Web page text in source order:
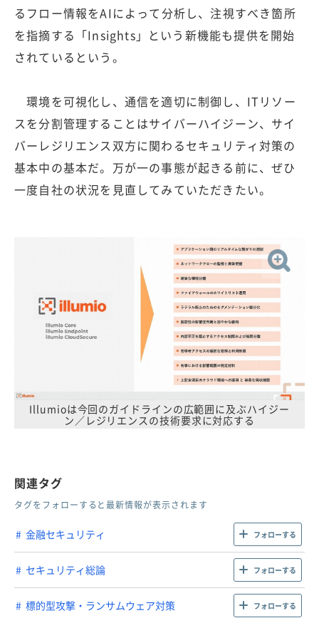
るフロー情報をAIによって分析し、注視すべき箇所
を指摘する「Insights」という新機能も提供を開始
されているという。
環境を可視化し、通信を適切に制御し、ITリソー
スを分割管理することはサイバーハイジーン、サイ
バーレジリエンス双方に関わるセキュリティ対策の
基本中の基本だ。万が一の事態が起きる前に、ぜひ
一度自社の状況を見直してみていただきたい。
Illumioは今回のガイドラインの広範囲に及ぶハイジー
ン／レジリエンスの技術要求に対応する
関連タグ
タグをフォローすると最新情報が表示されます
金融セキュリティ フォローする
セキュリティ総論 フォローする
標的型攻撃・ランサムウェア対策 フォローする